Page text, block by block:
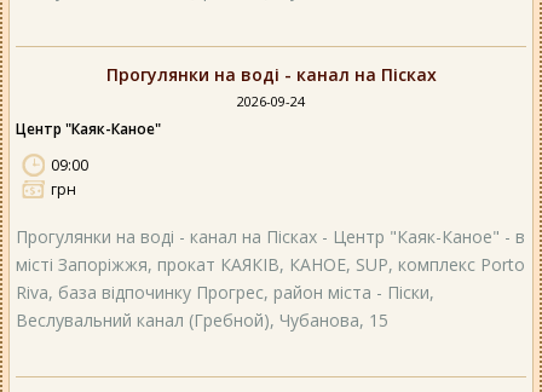
Прогулянки на воді - канал на Пісках
2026-09-24
Центр "Каяк-Каное"
09:00
грн
Прогулянки на воді - канал на Пісках - Центр "Каяк-Каное" - в
місті Запоріжжя, прокат КАЯКІВ, КАНОЕ, SUP, комплекс Porto
Riva, база відпочинку Прогрес, район міста - Піски,
Веслувальний канал (Гребной), Чубанова, 15